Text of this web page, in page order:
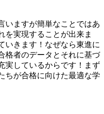
いますが簡単なことではあ
を実現することが出来ま
いきます！なぜなら東進に
格者のデータとそれに基づ
実しているからです！まず
ちが合格に向けた最適な学